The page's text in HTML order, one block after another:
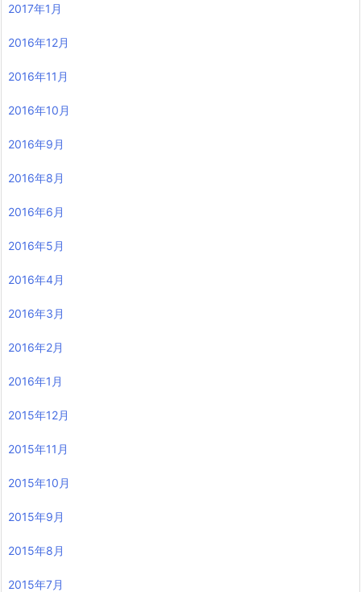
2017年1月
2016年12月
2016年11月
2016年10月
2016年9月
2016年8月
2016年6月
2016年5月
2016年4月
2016年3月
2016年2月
2016年1月
2015年12月
2015年11月
2015年10月
2015年9月
2015年8月
2015年7月